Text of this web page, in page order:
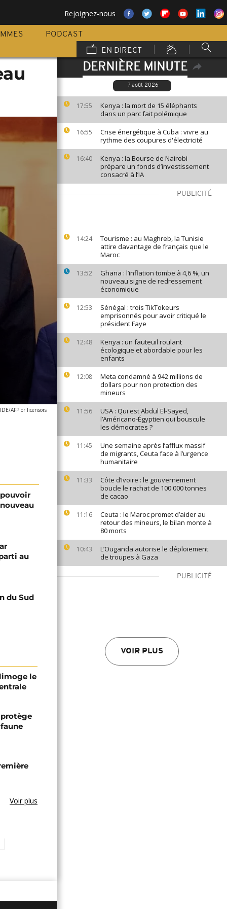
Rejoignez-nous
PODCAST
EN DIRECT
DERNIÈRE MINUTE
7 août 2026
17:55
Kenya : la mort de 15 éléphants
dans un parc fait polémique
16:55
Crise énergétique à Cuba : vivre au
rythme des coupures d'électricité
16:40
Kenya : la Bourse de Nairobi
prépare un fonds d’investissement
consacré à l’IA
PUBLICITÉ
14:24
Tourisme : au Maghreb, la Tunisie
attire davantage de français que le
Maroc
13:52
Ghana : l’inflation tombe à 4,6 %, un
nouveau signe de redressement
économique
12:53
Sénégal : trois TikTokeurs
emprisonnés pour avoir critiqué le
président Faye
12:48
Kenya : un fauteuil roulant
écologique et abordable pour les
enfants
12:08
Meta condamné à 942 millions de
dollars pour non protection des
mineurs
11:56
USA : Qui est Abdul El-Sayed,
l’Américano-Égyptien qui bouscule
les démocrates ?
11:45
Une semaine après l’afflux massif
de migrants, Ceuta face à l’urgence
humanitaire
11:33
Côte d’Ivoire : le gouvernement
boucle le rachat de 100 000 tonnes
de cacao
11:16
Ceuta : le Maroc promet d’aider au
retour des mineurs, le bilan monte à
80 morts
10:43
L’Ouganda autorise le déploiement
de troupes à Gaza
PUBLICITÉ
VOIR PLUS
AFP or licensors
au
du Sud
le
protège
Voir plus